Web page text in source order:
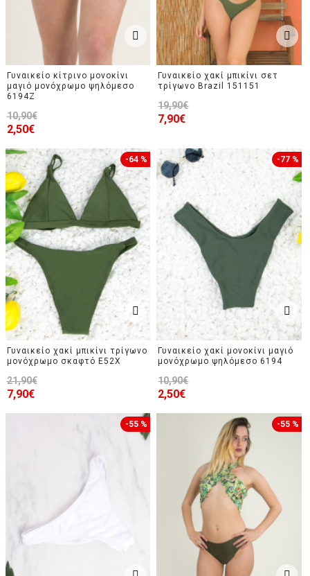
Γυναικείο κίτρινο μονοκίνι
μαγιό μονόχρωμο ψηλόμεσο
6194Z
2,50€
10,90€
Γυναικείο χακί μπικίνι σετ
τρίγωνο Brazil 151151
7,90€
19,90€
-64 %
Γυναικείο χακί μπικίνι τρίγωνο
μονόχρωμο σκαφτό E52X
7,90€
21,90€
-77 %
Γυναικείο χακί μονοκίνι μαγιό
μονόχρωμο ψηλόμεσο 6194
2,50€
10,90€
-55 % -55 %